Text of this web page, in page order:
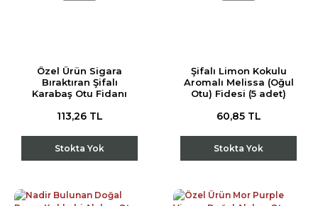
Özel Ürün Sigara
Bıraktıran Şifalı
Karabaş Otu Fidanı
113,26 TL
Stokta Yok
Şifalı Limon Kokulu
Aromalı Melissa (Oğul
Otu) Fidesi (5 adet)
60,85 TL
Stokta Yok